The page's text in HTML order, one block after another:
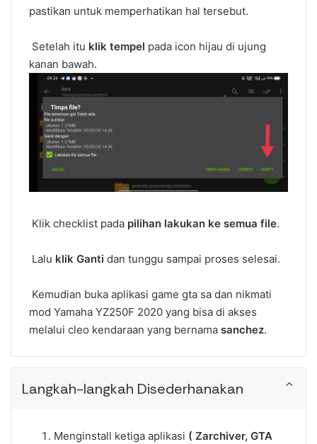
pastikan untuk memperhatikan hal tersebut.
Setelah itu klik tempel pada icon hijau di ujung
kanan bawah.
Klik checklist pada pilihan lakukan ke semua file.
Lalu klik Ganti dan tunggu sampai proses selesai.
Kemudian buka aplikasi game gta sa dan nikmati
mod Yamaha YZ250F 2020 yang bisa di akses
melalui cleo kendaraan yang bernama sanchez.
Langkah-langkah Disederhanakan
Menginstall ketiga aplikasi ( Zarchiver, GTA